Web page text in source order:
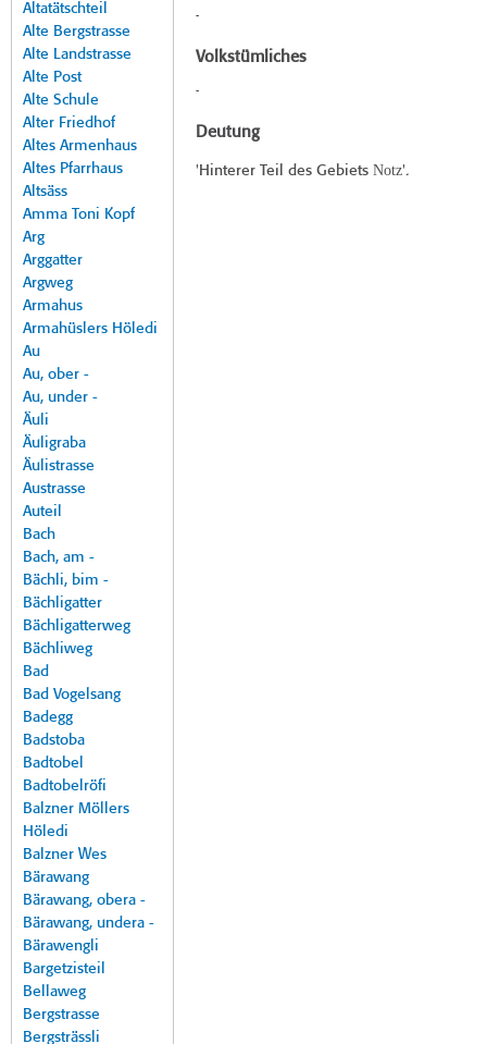
Altatätschteil
Alte Bergstrasse
Alte Landstrasse
Alte Post
Alte Schule
Alter Friedhof
Altes Armenhaus
Altes Pfarrhaus
Altsäss
Amma Toni Kopf
Arg
Arggatter
Argweg
Armahus
Armahüslers Höledi
Au
Au, ober -
Au, under -
Äuli
Äuligraba
Äulistrasse
Austrasse
Auteil
Bach
Bach, am -
Bächli, bim -
Bächligatter
Bächligatterweg
Bächliweg
Bad
Bad Vogelsang
Badegg
Badstoba
Badtobel
Badtobelröfi
Balzner Möllers
Höledi
Balzner Wes
Bärawang
Bärawang, obera -
Bärawang, undera -
Bärawengli
Bargetzisteil
Bellaweg
Bergstrasse
Bergsträssli
-
Volkstümliches
-
Deutung
'Hinterer Teil des Gebiets Notz'.